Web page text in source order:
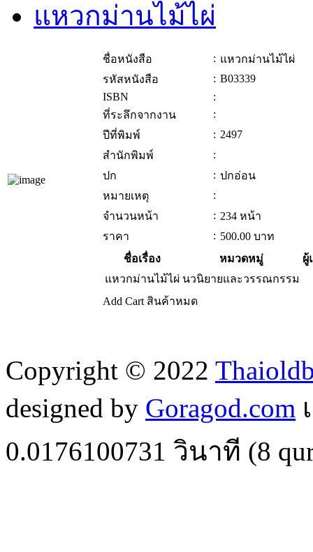
แหวกม่านไม้ไผ่
ชื่อหนังสือ : แหวกม่านไม้ไผ่
รหัสหนังสือ
: B03339
ISBN
:
ที่ระลึกจากงาน
:
ปีที่พิมพ์
: 2497
สำนักพิมพ์
:
ปก
: ปกอ่อน
หมายเหตุ
:
จำนวนหน้า
: 234 หน้า
ราคา
: 500.00 บาท
ชื่อเรื่อง
หมวดหมู่
ผู้
แหวกม่านไม้ไผ่ นวนิยายและวรรณกรรม
Add Cart สินค้าหมด
Copyright © 2022
designed by Goragod.com
0.0176100731 วินาที (8